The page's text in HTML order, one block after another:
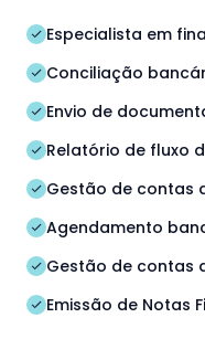
Especialista em
Conciliação
Envio de
Relatório de fluxo
Gestão de contas
Agendamento
Gestão de contas
Emissão de Notas